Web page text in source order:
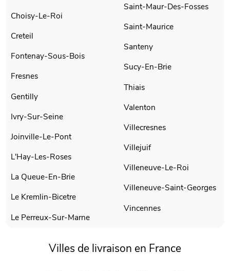
Choisy-Le-Roi
Creteil
Fontenay-Sous-Bois
Fresnes
Gentilly
Ivry-Sur-Seine
Joinville-Le-Pont
L'Hay-Les-Roses
La Queue-En-Brie
Le Kremlin-Bicetre
Le Perreux-Sur-Marne
Saint-Maur-Des-Fosses
Saint-Maurice
Santeny
Sucy-En-Brie
Thiais
Valenton
Villecresnes
Villejuif
Villeneuve-Le-Roi
Villeneuve-Saint-Georges
Vincennes
Villes de livraison en France